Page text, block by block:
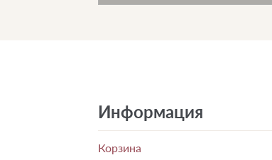
Информация
Корзина